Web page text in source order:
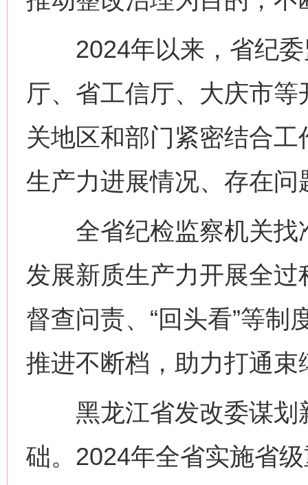
2024年以来，省纪委
厅、省工信厅、大庆市
关地区和部门紧密结合
生产力进展情况、存在问
全省纪检监察机关找
发展新质生产力开展全
督查问责、“回头看”等
推进不断档，助力打通
黑龙江省发改委谋划
础。2024年全省实施省